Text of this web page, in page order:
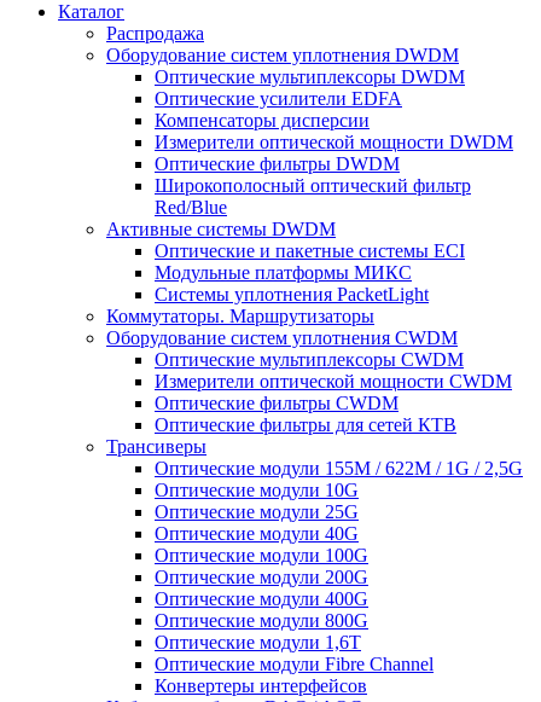
Каталог
Распродажа
Оборудование систем уплотнения DWDM
Оптические мультиплексоры DWDM
Оптические усилители EDFA
Компенсаторы дисперсии
Измерители оптической мощности DWDM
Оптические фильтры DWDM
Широкополосный оптический фильтр
Red/Blue
Активные системы DWDM
Оптические и пакетные системы ECI
Модульные платформы МИКС
Системы уплотнения PacketLight
Коммутаторы. Маршрутизаторы
Оборудование систем уплотнения CWDM
Оптические мультиплексоры CWDM
Измерители оптической мощности CWDM
Оптические фильтры CWDM
Оптические фильтры для сетей КТВ
Трансиверы
Оптические модули 155M / 622M / 1G / 2,5G
Оптические модули 10G
Оптические модули 25G
Оптические модули 40G
Оптические модули 100G
Оптические модули 200G
Оптические модули 400G
Оптические модули 800G
Оптические модули 1,6T
Оптические модули Fibre Channel
Конвертеры интерфейсов